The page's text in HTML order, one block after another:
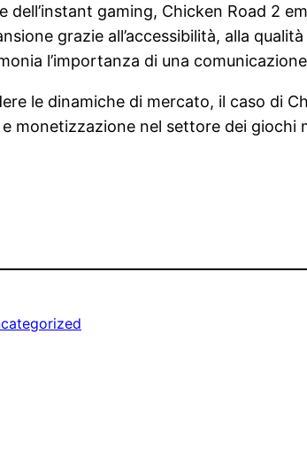
dell’instant gaming, Chicken Road 2
grazie all’accessibilità, alla
l’importanza di una
le dinamiche di mercato, il caso di
monetizzazione nel settore dei giochi